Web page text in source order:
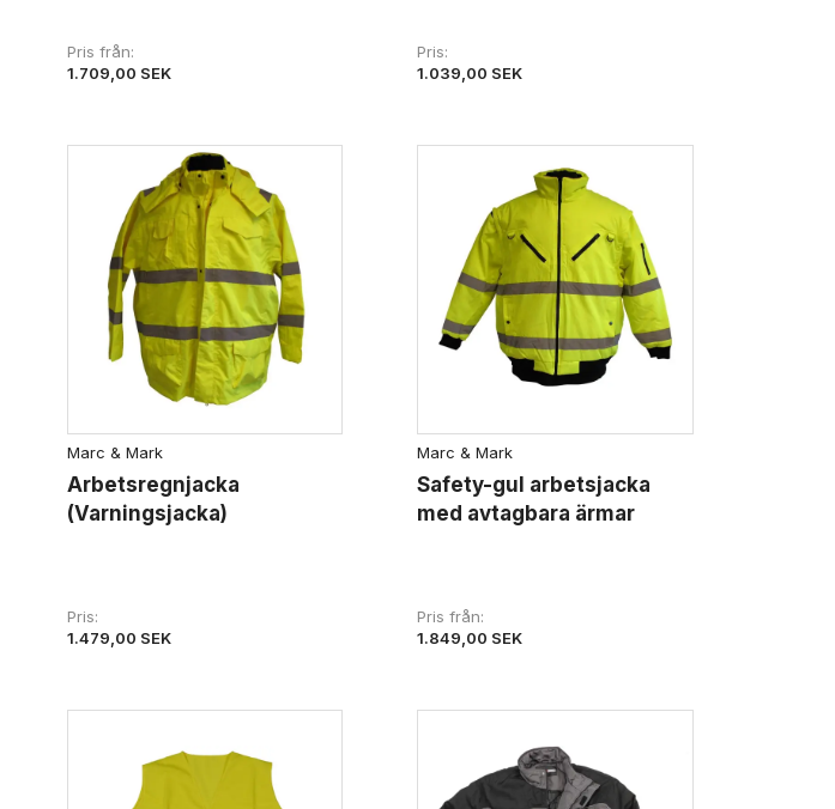
Pris från
1.709,00 SEK
Pris
1.039,00 SEK
Marc & Mark
Arbetsregnjacka
(Varningsjacka)
Pris
1.479,00 SEK
Marc & Mark
Safety-gul arbetsjacka
med avtagbara ärmar
Pris från
1.849,00 SEK